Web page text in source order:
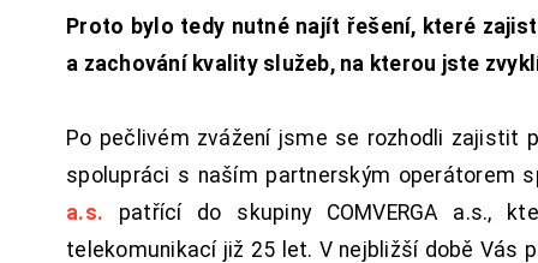
Proto bylo tedy nutné najít řešení, které
a zachování kvality služeb, na kterou jste
Po pečlivém zvážení jsme se rozhodli zajistit
spolupráci s naším partnerským operátorem
a.s. patřící do skupiny COMVERGA a.s.,
telekomunikací již 25 let. V nejbližší době Vás